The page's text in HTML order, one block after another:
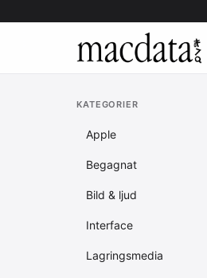
KATEGORIER
Apple
Begagnat
Bild & ljud
Interface
Lagringsmedia